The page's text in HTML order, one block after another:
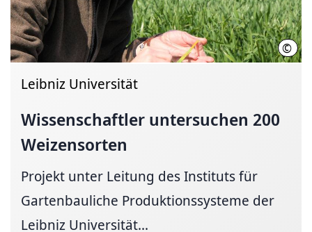
©
Leibniz Universität
Wissenschaftler un­ter­suchen 200
Weizensorten
Projekt unter Leitung des Instituts für
Gartenbauliche Produktionssysteme der
Leibniz Universität...